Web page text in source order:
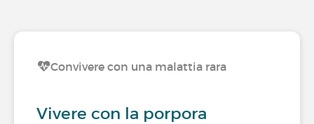
Convivere con una malattia rara
Vivere con la porpora